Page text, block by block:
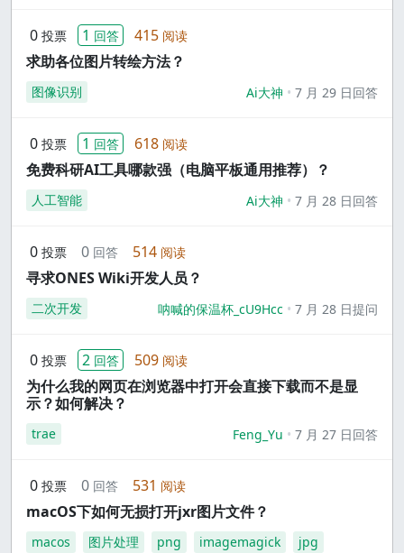
0 投票 1 回答 415 阅读
求助各位图片转绘方法？
图像识别 Ai大神 7 月 29 日回答
0 投票 1 回答 618 阅读
免费科研AI工具哪款强（电脑平板通用推荐）？
人工智能 Ai大神 7 月 28 日回答
0 投票 0 回答 514 阅读
寻求ONES Wiki开发人员？
二次开发 呐喊的保温杯_cU9Hcc 7 月 28 日提问
0 投票 2 回答 509 阅读
为什么我的网页在浏览器中打开会直接下载而不是显
示？如何解决？
trae Feng_Yu 7 月 27 日回答
0 投票 0 回答 531 阅读
macOS下如何无损打开jxr图片文件？
macos 图片处理 png imagemagick
jpg